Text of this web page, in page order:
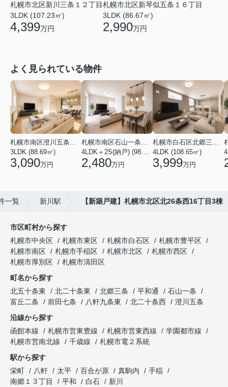
札幌市北区新川三条１２丁目
3LDK (107.23㎡)
4,399万円
札幌市北区新琴似五条１６丁目
3LDK (86.67㎡)
2,990万円
よく見られている物件
札幌市南区澄川五条１２丁目
3LDK (88.69㎡)
3,090万円
札幌市南区石山一条１丁目
4LDK＋2S(納戸) (98.81㎡)
2,480万円
札幌市白石区北郷三条３丁目
4LDK (108.65㎡)
3,999万円
一覧 新川駅 【新築戸建】札幌市北区北26条西16丁目3棟
市区町村から探す
札幌市中央区
札幌市東区 札幌市白石区
札幌市豊平区
札幌市南区
札幌市手稲区 札幌市北区
札幌市西区
札幌市厚別区
札幌市清田区
町名から探す
北五十条東
北二十条東 北郷三条 平和通
石山一条
富丘二条
前田七条 八軒九条東 北二十条西
澄川五条
沿線から探す
函館本線
札幌市営東豊線 札幌市営東西線
学園都市線
札幌市営南北線
千歳線
札幌市電２系統
駅から探す
栄町
八軒 太平 百合が原 真駒内
手稲
南郷１３丁目
平和 白石 新川